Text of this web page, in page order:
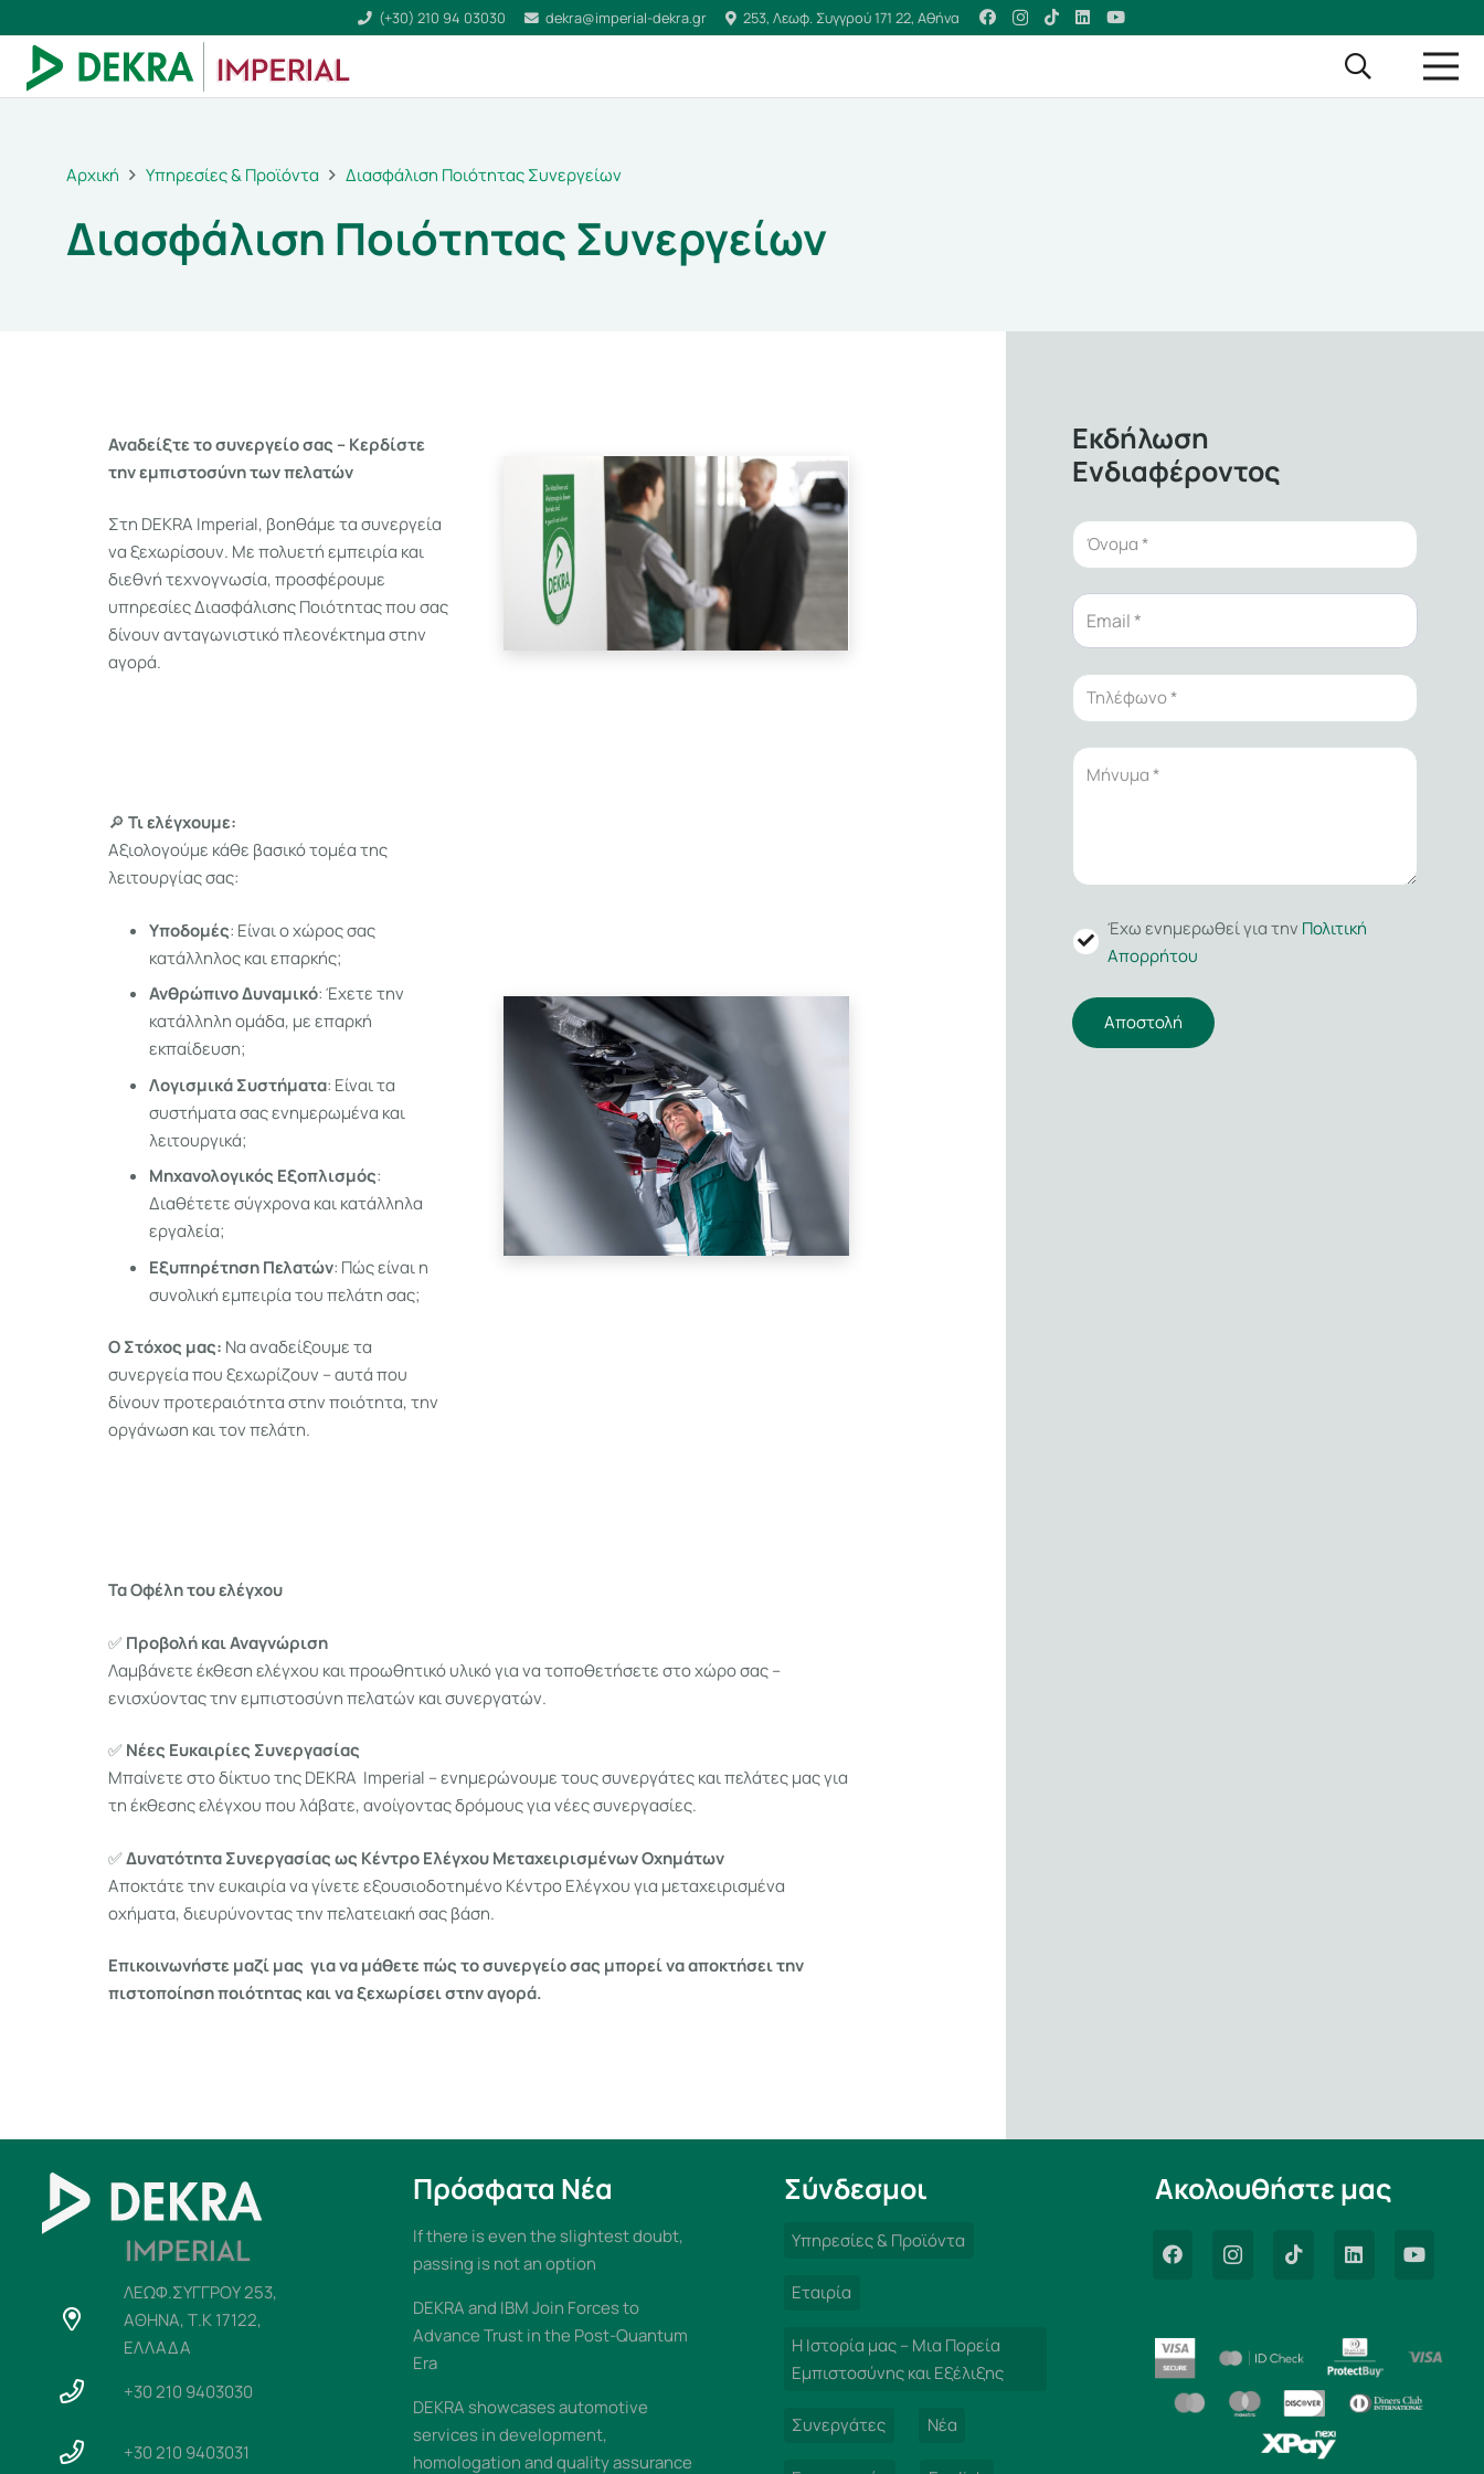
(+30) 210 94 03030 dekra@imperial-dekra.gr 253, Λεωφ. Συγγρού 171 22, Αθήνα
Αρχική Υπηρεσίες & Προϊόντα Διασφάλιση Ποιότητας Συνεργείων
Διασφάλιση Ποιότητας Συνεργείων
Αναδείξτε το συνεργείο σας – Κερδίστε
την εμπιστοσύνη των πελατών
Στη DEKRA Imperial, βοηθάμε τα συνεργεία
να ξεχωρίσουν. Με πολυετή εμπειρία και
διεθνή τεχνογνωσία, προσφέρουμε
υπηρεσίες Διασφάλισης Ποιότητας που σας
δίνουν ανταγωνιστικό πλεονέκτημα στην
αγορά.
🔎 Τι ελέγχουμε:
Αξιολογούμε κάθε βασικό τομέα της
λειτουργίας σας:
Υποδομές: Είναι ο χώρος σας
κατάλληλος και επαρκής;
Ανθρώπινο Δυναμικό: Έχετε την
κατάλληλη ομάδα, με επαρκή
εκπαίδευση;
Λογισμικά Συστήματα: Είναι τα
συστήματα σας ενημερωμένα και
λειτουργικά;
Μηχανολογικός Εξοπλισμός:
Διαθέτετε σύγχρονα και κατάλληλα
εργαλεία;
Εξυπηρέτηση Πελατών: Πώς είναι η
συνολική εμπειρία του πελάτη σας;
Ο Στόχος μας: Να αναδείξουμε τα
συνεργεία που ξεχωρίζουν – αυτά που
δίνουν προτεραιότητα στην ποιότητα, την
οργάνωση και τον πελάτη.
Τα Οφέλη του ελέγχου
✅ Προβολή και Αναγνώριση
Λαμβάνετε έκθεση ελέγχου και προωθητικό υλικό για να τοποθετήσετε στο χώρο σας –
ενισχύοντας την εμπιστοσύνη πελατών και συνεργατών.
✅ Νέες Ευκαιρίες Συνεργασίας
Μπαίνετε στο δίκτυο της DEKRA Imperial – ενημερώνουμε τους συνεργάτες και πελάτες μας για
τη έκθεσης ελέγχου που λάβατε, ανοίγοντας δρόμους για νέες συνεργασίες.
✅Δυνατότητα Συνεργασίας ως Κέντρο Ελέγχου Μεταχειρισμένων Οχημάτων
Αποκτάτε την ευκαιρία να γίνετε εξουσιοδοτημένο Κέντρο Ελέγχου για μεταχειρισμένα
οχήματα, διευρύνοντας την πελατειακή σας βάση.
Επικοινωνήστε μαζί μας για να μάθετε πώς το συνεργείο σας μπορεί να αποκτήσει την
πιστοποίηση ποιότητας και να ξεχωρίσει στην αγορά.
Εκδήλωση
Ενδιαφέροντος
Έχω ενημερωθεί για την Πολιτική
Απορρήτου
ΛΕΩΦ.ΣΥΓΓΡΟΥ 253,
ΑΘΗΝΑ, Τ.Κ 17122,
ΕΛΛΑΔΑ
+30 210 9403030
+30 210 9403031
Πρόσφατα Νέα
If there is even the slightest doubt,
passing is not an option
DEKRA and IBM Join Forces to
Advance Trust in the Post-Quantum
Era
DEKRA showcases automotive
services in development,
homologation and quality assurance
Σύνδεσμοι
Υπηρεσίες & Προϊόντα
Εταιρία
Η Ιστορία μας – Μια Πορεία
Εμπιστοσύνης και Εξέλιξης
Συνεργάτες Νέα
Ακολουθήστε μας